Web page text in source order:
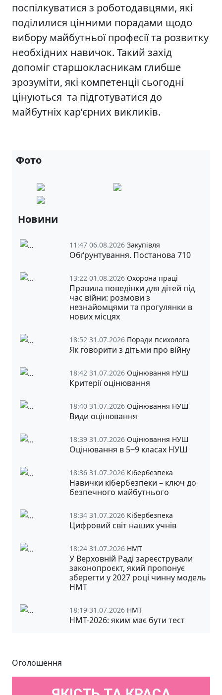
поспілкуватися з роботодавцями, які
поділилися цінними порадами щодо
вибору майбутньої професії та розвитку
необхідних навичок. Такий захід
допоміг старшокласникам глибше
зрозуміти, які компетенції сьогодні
цінуються та підготуватися до
майбутніх кар’єрних викликів.
Фото
Новини
11:47 06.08.2026 Закупівля
Обґрунтування. Постанова 710
13:22 01.08.2026 Охорона праці
Правила поведінки для дітей під
час війни: розмови з
незнайомцями та прогулянки в
нових місцях
18:52 31.07.2026 Поради психолога
Як говорити з дітьми про війну
18:42 31.07.2026 Оцінювання НУШ
Критерії оцінювання
18:40 31.07.2026 Оцінювання НУШ
Види оцінювання
18:39 31.07.2026 Оцінювання НУШ
Оцінювання в 5‒9 класах НУШ
18:36 31.07.2026 Кібербезпека
Навички кібербезпеки – ключ до
безпечного майбутнього
18:34 31.07.2026 Кібербезпека
Цифровий світ наших учнів
18:24 31.07.2026 НМТ
У Верховній Раді зареєстрували
законопроєкт, який пропонує
зберегти у 2027 році чинну модель
НМТ
18:19 31.07.2026 НМТ
НМТ-2026: яким має бути тест
Оголошення